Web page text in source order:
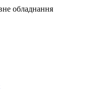
обладнання